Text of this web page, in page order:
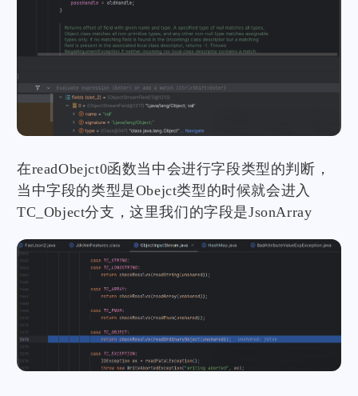
在readObejct0函数当中会进行字段类型的判断，
当中字段的类型是Obejct类型的时候就会进入
TC_Object分支，这里我们的字段是JsonArray